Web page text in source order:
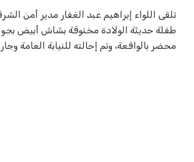
تلقى اللواء إبراهيم عبد الغفار مدير أمن
طفلة حديثة الولادة مخنوقة بشاش أبيض
محضر بالواقعة، وتم إحالته للنيابة العامة